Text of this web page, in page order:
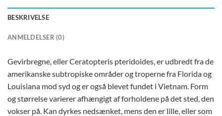
BESKRIVELSE
ANMELDELSER (0)
Gevirbregne, eller Ceratopteris pteridoides, er udbredt fra de
amerikanske subtropiske områder og troperne fra Florida og
Louisiana mod syd og er også blevet fundet i Vietnam. Form
og størrelse varierer afhængigt af forholdene på det sted, den
vokser på. Kan dyrkes nedsænket, mens den er lille, eller som